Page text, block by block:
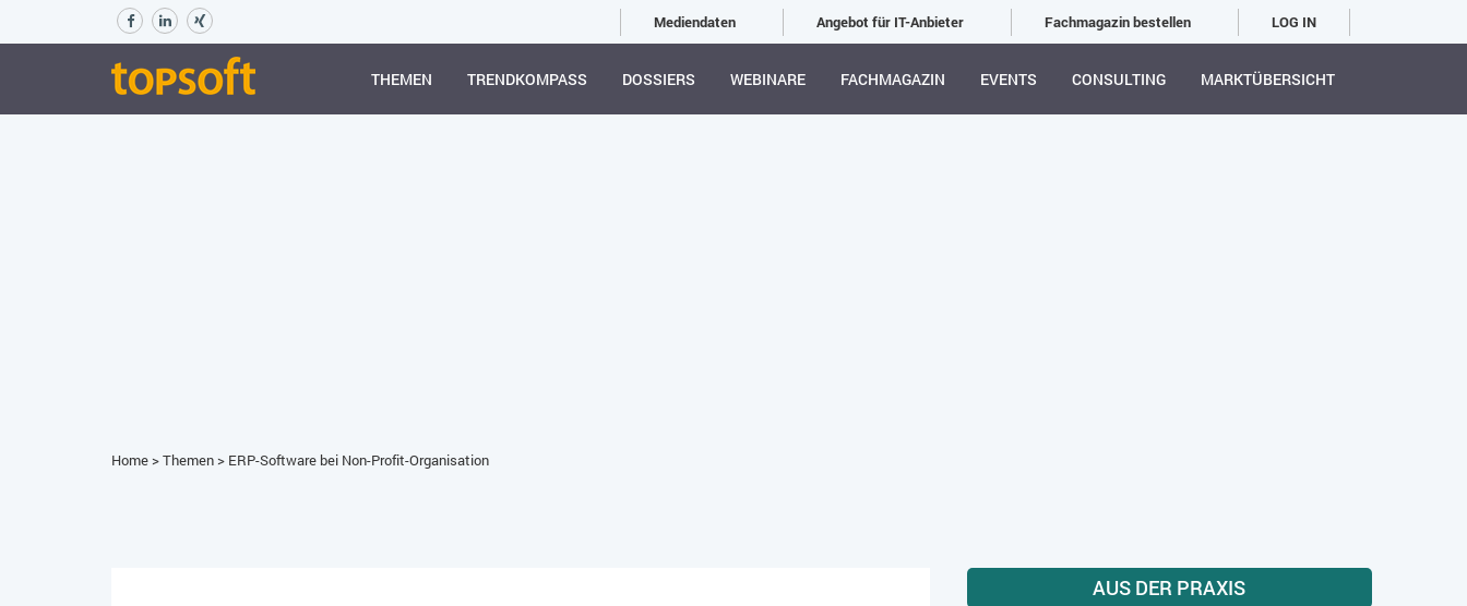
Mediendaten Angebot für IT-Anbieter Fachmagazin bestellen LOG IN
THEMEN TRENDKOMPASS DOSSIERS WEBINARE FACHMAGAZIN EVENTS CONSULTING MARKTÜBERSICHT
Home>Themen> ERP-Software bei Non-Profit-Organisation
AUS DER PRAXIS